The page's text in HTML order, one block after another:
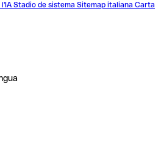
l'IA Stadio de sistema Sitemap italiana Carta